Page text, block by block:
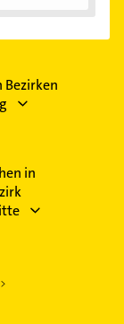
Bezirken
in